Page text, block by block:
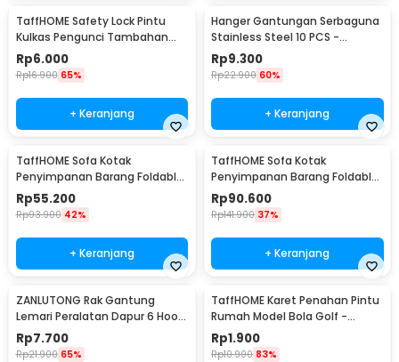
TaffHOME Safety Lock Pintu
Kulkas Pengunci Tambahan
Tempel - S1843
Rp6.000
Rp16.900 65%
+ Keranjang
Hanger Gantungan Serbaguna
Stainless Steel 10 PCS -
M127105
Rp9.300
Rp22.900 60%
+ Keranjang
TaffHOME Sofa Kotak
Penyimpanan Barang Foldable
Storage Box 30x30x30cm - L170
Rp55.200
Rp93.900 42%
+ Keranjang
TaffHOME Sofa Kotak
Penyimpanan Barang Foldable
Storage Box 48x30x30cm - L170
Rp90.600
Rp141.900 37%
+ Keranjang
ZANLUTONG Rak Gantung
Lemari Peralatan Dapur 6 Hook
Besi - 2137
Rp7.700
Rp21.900 65%
TaffHOME Karet Penahan Pintu
Rumah Model Bola Golf -
HDS209
Rp1.900
Rp10.900 83%